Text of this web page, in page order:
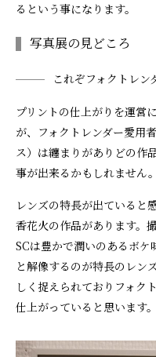
るという事になります。
写真展の見どころ
これぞフォクトレ
プリントの仕上がりを運営
が、フォクトレンダー愛用
ス）は纏まりがありどの作
事が出来るかもしれません。
レンズの特長が出ていると
香花火の作品があります。
SCは豊かで潤いのあるボケ
と解像するのが特長のレン
しく捉えられておりフォク
仕上がっていると思います。